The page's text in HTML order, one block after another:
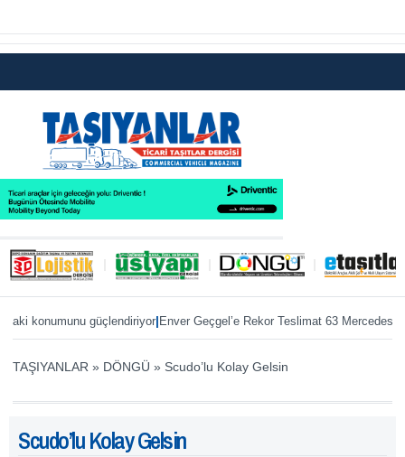
konumunu güçlendiriyor|Enver Geçgel’e Rekor Teslimat 63 Mercedes
TAŞIYANLAR » DÖNGÜ » Scudo’lu Kolay Gelsin
Scudo’lu Kolay Gelsin